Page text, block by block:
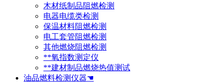
木材纸制品阻燃检测
电器电缆类检测
保温材料阻燃检测
电工套管阻燃检测
其他燃烧阻燃检测
**氧指数测定仪
**建材制品燃烧热值测试
油品燃料检测仪器☚